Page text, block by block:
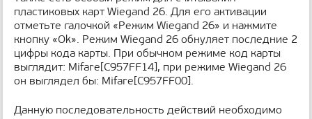
пластиковых карт Wiegand 26. Для его активации
отметьте галочкой «Режим Wiegand 26» и нажмите
кнопку «Оk». Режим Wiegand 26 обнуляет последние 2
цифры кода карты. При обычном режиме код карты
выглядит: Mifare[С957FF14], при режиме Wiegand 26
он выглядел бы: Mifare[С957FF00].
Данную последовательность действий необходимо